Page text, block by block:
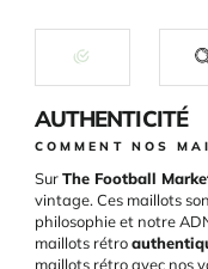
AUTHENTICITÉ
COMMENT NOS
SurThe Football
vintage. Ces maillots
philosophie et notre
maillots rétro
maillots rétro avec nos